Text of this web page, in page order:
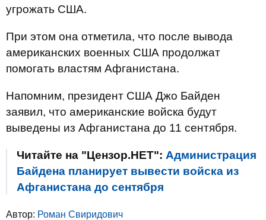
угрожать США.
При этом она отметила, что после вывода
американских военных США продолжат
помогать властям Афганистана.
Напомним, президент США Джо Байден
заявил, что американские войска будут
выведены из Афганистана до 11 сентября.
Читайте на "Цензор.НЕТ": Администрация
Байдена планирует вывести войска из
Афганистана до сентября
Автор: Роман Свиридович